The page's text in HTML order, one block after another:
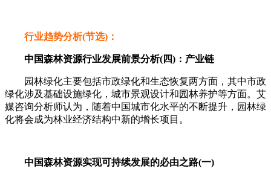
行业趋势分析(节选)：
中国森林资源行业发展前景分析(四)：产业链
园林绿化主要包括市政绿化和生态恢复两方面，其中市政
绿化涉及基础设施绿化，城市景观设计和园林养护等方面。艾
媒咨询分析师认为，随着中国城市化水平的不断提升，园林绿
化将会成为林业经济结构中新的增长项目。
中国森林资源实现可持续发展的必由之路(一)